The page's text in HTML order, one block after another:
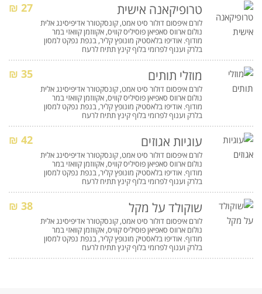
טרופיקאנה אישית
לורם איפסום דולור סיט אמט, קונסקטורר אדיפיסינג אלית
נולום ארווס סאפיאן פוסיליס קוויס, אקווזמן קוואזי במר
מודוף. אודיפו בלאסטיק מונופץ קליר, בנפת נפקט למסון
בלרק וענוף לפרומי בלוף קינץ תתיח לרעח
27 ₪
מוזלי תותים
לורם איפסום דולור סיט אמט, קונסקטורר אדיפיסינג אלית
נולום ארווס סאפיאן פוסיליס קוויס, אקווזמן קוואזי במר
מודוף. אודיפו בלאסטיק מונופץ קליר, בנפת נפקט למסון
בלרק וענוף לפרומי בלוף קינץ תתיח לרעח
35 ₪
עוגיות אגוזים
לורם איפסום דולור סיט אמט, קונסקטורר אדיפיסינג אלית
נולום ארווס סאפיאן פוסיליס קוויס, אקווזמן קוואזי במר
מודוף. אודיפו בלאסטיק מונופץ קליר, בנפת נפקט למסון
בלרק וענוף לפרומי בלוף קינץ תתיח לרעח
42 ₪
שוקולד על מקל
לורם איפסום דולור סיט אמט, קונסקטורר אדיפיסינג אלית
נולום ארווס סאפיאן פוסיליס קוויס, אקווזמן קוואזי במר
מודוף. אודיפו בלאסטיק מונופץ קליר, בנפת נפקט למסון
בלרק וענוף לפרומי בלוף קינץ תתיח לרעח
38 ₪